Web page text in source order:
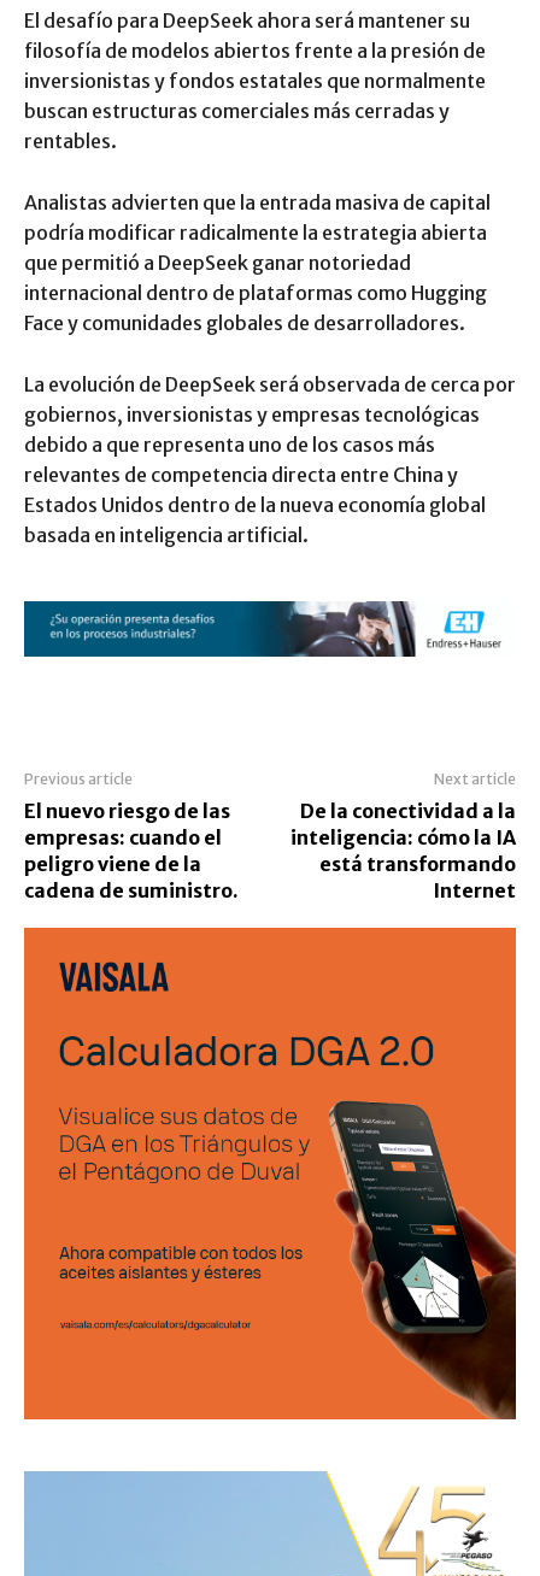
El desafío para DeepSeek ahora será mantener su
filosofía de modelos abiertos frente a la presión de
inversionistas y fondos estatales que normalmente
buscan estructuras comerciales más cerradas y
rentables.
Analistas advierten que la entrada masiva de capital
podría modificar radicalmente la estrategia abierta
que permitió a DeepSeek ganar notoriedad
internacional dentro de plataformas como Hugging
Face y comunidades globales de desarrolladores.
La evolución de DeepSeek será observada de cerca por
gobiernos, inversionistas y empresas tecnológicas
debido a que representa uno de los casos más
relevantes de competencia directa entre China y
Estados Unidos dentro de la nueva economía global
basada en inteligencia artificial.
Previous article
El nuevo riesgo de las
empresas: cuando el
peligro viene de la
cadena de suministro.
Next article
De la conectividad a la
inteligencia: cómo la IA
está transformando
Internet